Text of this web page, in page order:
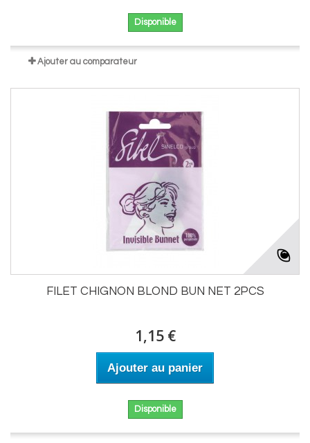
Disponible
Ajouter au comparateur
FILET CHIGNON BLOND BUN NET 2PCS
1,15 €
Ajouter au panier
Disponible